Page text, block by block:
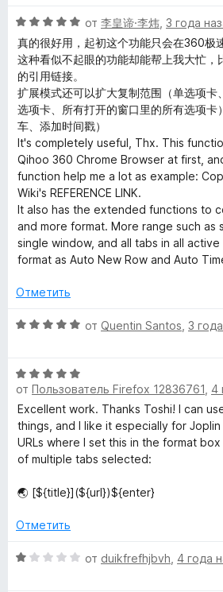
5
н
а
5
и
з
5
О
ц
е
н
е
н
о
н
а
5
и
з
5
от 李皇谛·李炜 3 года
真的很好用，起初这个功能只会在360极
这种看似不起眼的功能却能帮上我大忙，
的引用链接。
扩展模式还可以扩大复制范围（单选项卡
选项卡、所有打开的窗口里的所有选项卡
车、添加时间戳）
It's completely useful, Thx. This
Qihoo 360 Chrome Browser at first,
function help me a lot as example:
Wiki's REFERENCE LINK.
It also has the extended functions to
and more format. More range such as
single window, and all tabs in all
format as Auto New Row and Auto
Отметить
О
н
е
н
о
н
а
и
5
от Quentin Santos 3
О
ц
е
н
е
н
н
5
з
от Пользователь Firefox 12836761 4
Excellent work. Thanks Toshi! I can
things, and I like it especially for
URLs where I set this in the format
of multiple tabs selected:
🌏 [${title}](${url})${enter}
Отметить
О
от duikfrefhjbvh 4 года